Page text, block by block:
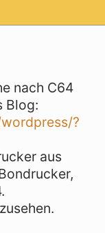
nach C64
Blog:
?
aus